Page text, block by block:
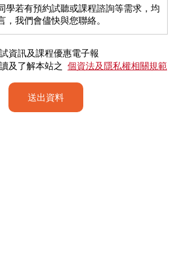
學若有預約試聽或課程諮詢等需求，均
，我們會儘快與您聯絡。
資訊及課程優惠電子報
及了解本站之 個資法及隱私權相關規範
送出資料